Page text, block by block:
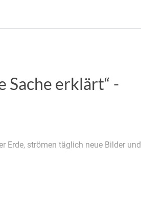
Sache erklärt“ -
Erde, strömen täglich neue Bilder und